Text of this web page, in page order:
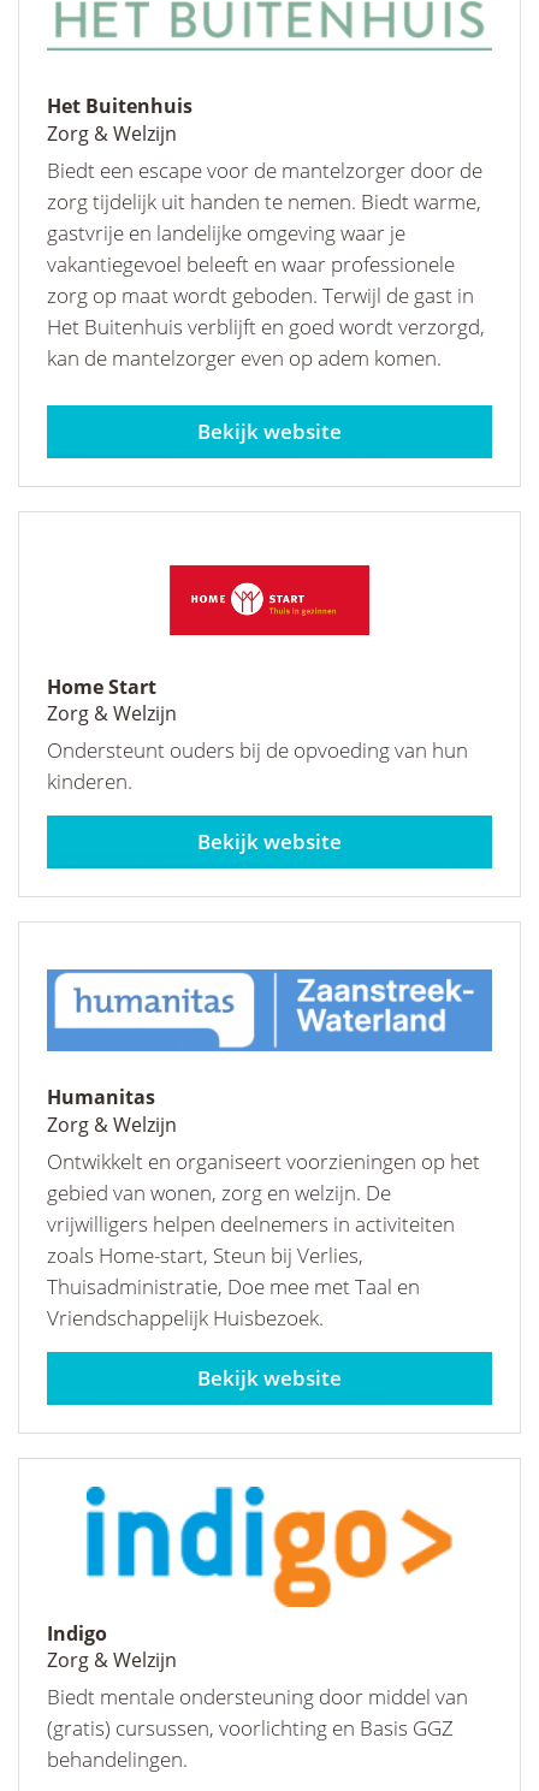
Het Buitenhuis
Zorg & Welzijn
Biedt een escape voor de mantelzorger door de
zorg tijdelijk uit handen te nemen. Biedt warme,
gastvrije en landelijke omgeving waar je
vakantiegevoel beleeft en waar professionele
zorg op maat wordt geboden. Terwijl de gast in
Het Buitenhuis verblijft en goed wordt verzorgd,
kan de mantelzorger even op adem komen.
buitenhuiswijdewormer.nl
Home Start
Zorg & Welzijn
Ondersteunt ouders bij de opvoeding van hun
kinderen.
Humanitas
Zorg & Welzijn
Ontwikkelt en organiseert voorzieningen op het
gebied van wonen, zorg en welzijn. De
vrijwilligers helpen deelnemers in activiteiten
zoals Home-start, Steun bij Verlies,
Thuisadministratie, Doe mee met Taal en
Vriendschappelijk Huisbezoek.
humanitas.nl/zawa
Indigo
Zorg & Welzijn
Biedt mentale ondersteuning door middel van
(gratis) cursussen, voorlichting en Basis GGZ
behandelingen.